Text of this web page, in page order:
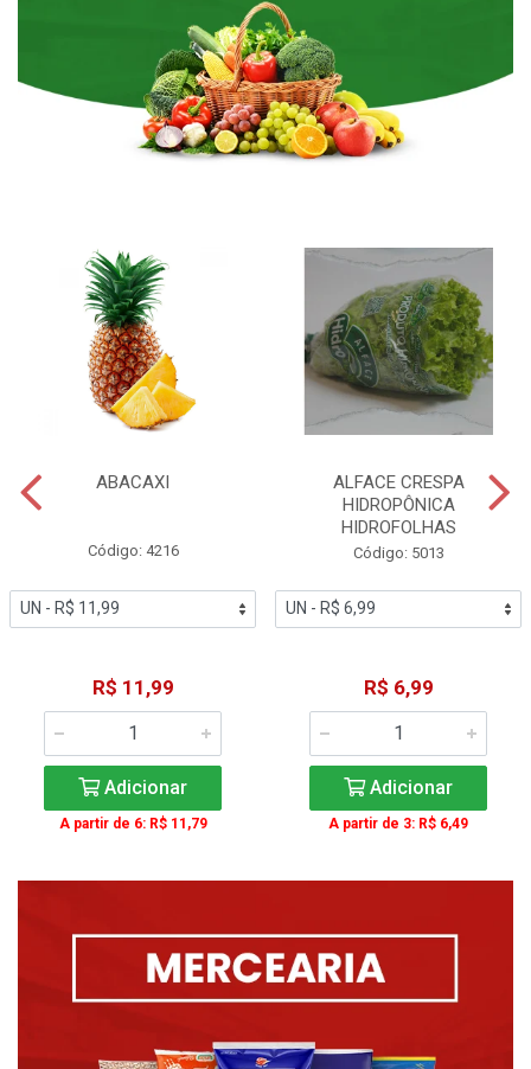
ABACAXI
Código: 4216
R$ 11,99
Adicionar
A partir de 6: R$ 11,79
ALFACE CRESPA
HIDROPÔNICA
HIDROFOLHAS
Código: 5013
R$ 6,99
Adicionar
A partir de 3: R$ 6,49